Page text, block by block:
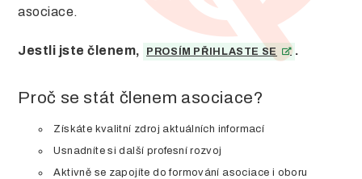
asociace.
Jestli jste členem, PROSÍM PŘIHLASTE SE .
Proč se stát členem asociace?
Získáte kvalitní zdroj aktuálních informací
Usnadníte si další profesní rozvoj
Aktivně se zapojíte do formování asociace i oboru